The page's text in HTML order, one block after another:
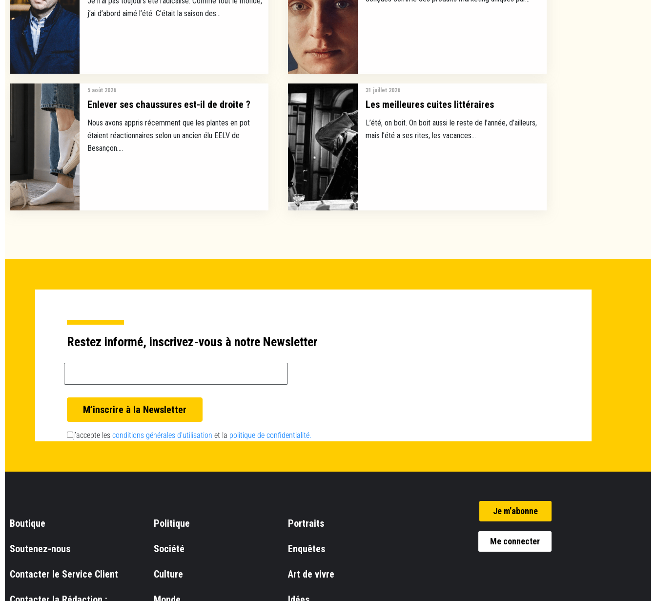
j’ai d’abord aimé l’été. C’était la saison des...
5 août 2026
Enlever ses chaussures est-il de droite ?
Nous avons appris récemment que les plantes en pot
étaient réactionnaires selon un ancien élu EELV de
Besançon....
31 juillet 2026
Les meilleures cuites littéraires
L’été, on boit. On boit aussi le reste de l’année, d’ailleurs,
mais l’été a ses rites, les vacances...
Restez informé, inscrivez-vous à notre Newsletter
j’accepte les conditions générales d’utilisation et la politique de confidentialité.
Boutique
Soutenez-nous
Contacter le Service Client
Politique
Société
Culture
Portraits
Enquêtes
Art de vivre
Je m’abonne
Me connecter